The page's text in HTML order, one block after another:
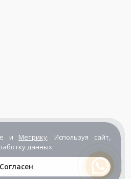
и Метрику. Используя сайт,
данных.
Согласен